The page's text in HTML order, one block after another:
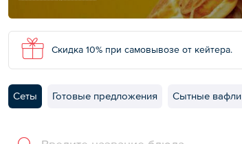
Скидка 10% при самовывозе от кейтера.
Сеты Готовые предложения Сытные вафли